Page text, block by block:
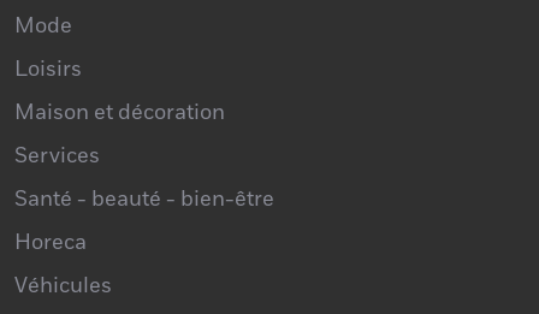
Mode
Loisirs
Maison et décoration
Services
Santé - beauté - bien-être
Horeca
Véhicules